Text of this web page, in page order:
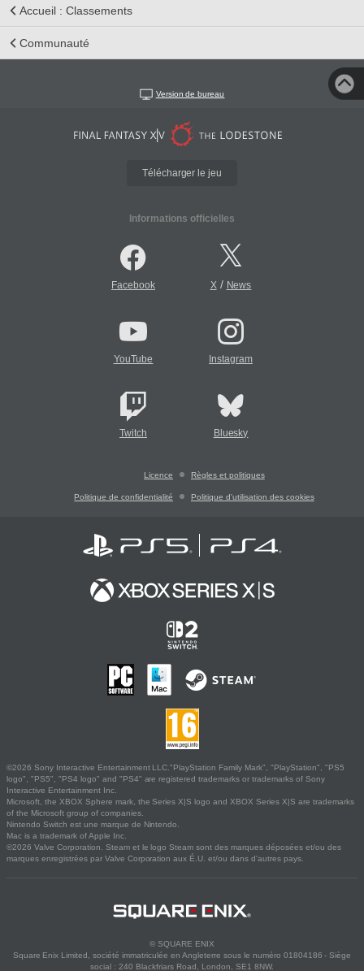
Accueil : Classements
Communauté
Version de bureau
Télécharger le jeu
Informations officielles
Facebook X/ News
YouTube Instagram
Twitch Bluesky
Licence Règles et politiques
Politique de confidentialité Politique d'utilisation des cookies
©2026 Sony Interactive Entertainment LLC."PlayStation Family Mark", "PlayStation", "PS5
logo", "PS5", "PS4 logo" and "PS4" are registered trademarks or trademarks of Sony
Interactive Entertainment Inc.
Microsoft, the XBOX Sphere mark, the Series X|S logo and XBOX Series X|S are trademarks
of the Microsoft group of companies.
Nintendo Switch est une marque de Nintendo.
Mac is a trademark of Apple Inc.
©2026 Valve Corporation. Steam et le logo Steam sont des marques déposées et/ou des
marques enregistrées par Valve Corporation aux É.U. et/ou dans d'autres pays.
© SQUARE ENIX
Square Enix Limited, société immatriculée en Angleterre sous le numéro 01804186 - Siège
social : 240 Blackfriars Road, London, SE1 8NW.